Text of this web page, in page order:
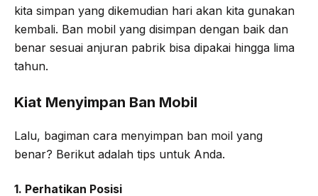
kita simpan yang dikemudian hari akan kita gunakan
kembali. Ban mobil yang disimpan dengan baik dan
benar sesuai anjuran pabrik bisa dipakai hingga lima
tahun.
Kiat Menyimpan Ban Mobil
Lalu, bagiman cara menyimpan ban moil yang
benar? Berikut adalah tips untuk Anda.
1. Perhatikan Posisi